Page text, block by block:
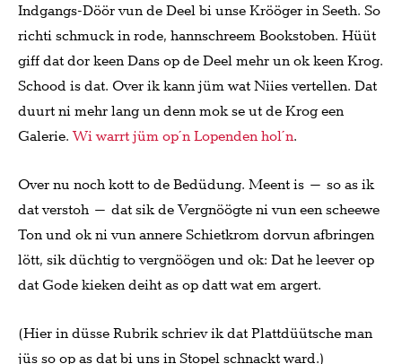
Indgangs-Döör vun de Deel bi unse Krööger in Seeth. So
richti schmuck in rode, hannschreem Bookstoben. Hüüt
giff dat dor keen Dans op de Deel mehr un ok keen Krog.
Schood is dat. Over ik kann jüm wat Niies vertellen. Dat
duurt ni mehr lang un denn mok se ut de Krog een
Galerie.Wi warrt jüm op´n Lopenden hol´n.
Over nu noch kott to de Bedüdung. Meent is – so as ik
dat verstoh – dat sik de Vergnöögte ni vun een scheewe
Ton und ok ni vun annere Schietkrom dorvun afbringen
lött, sik düchtig to vergnöögen und ok: Dat he leever op
dat Gode kieken deiht as op datt wat em argert.
(Hier in düsse Rubrik schriev ik dat Plattdüütsche man
jüs so op as dat bi uns in Stopel schnackt ward.)